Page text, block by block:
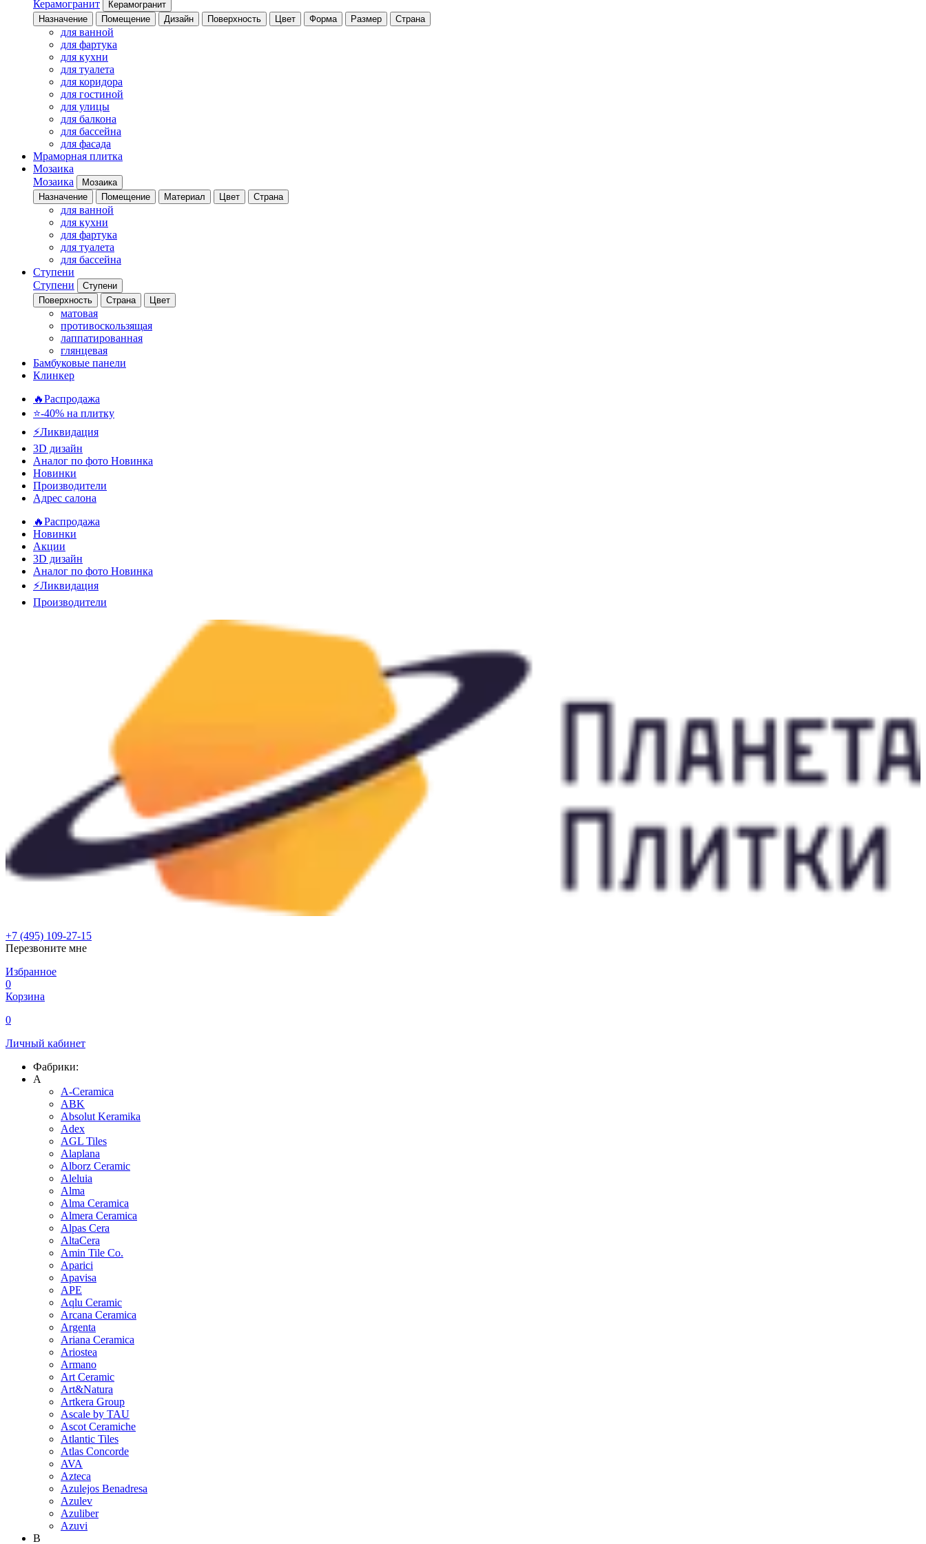
Керамогранит
Керамогранит
Назначение
Помещение Дизайн Поверхность Цвет Форма Размер Страна
для ванной
для фартука
для кухни
для туалета
для коридора
для гостиной
для улицы
для балкона
для бассейна
для фасада
Мраморная плитка
Мозаика
Мозаика
Мозаика
Назначение
Помещение Материал Цвет Страна
для ванной
для кухни
для фартука
для туалета
для бассейна
Ступени
Ступени
Ступени
Поверхность
Страна Цвет
матовая
противоскользящая
лаппатированная
глянцевая
Бамбуковые панели
Клинкер
🔥Распродажа
⭐-40% на плитку
⚡️Ликвидация
3D дизайн
Аналог по фото Новинка
Новинки
Производители
Адрес салона
🔥Распродажа
Новинки
Акции
3D дизайн
Аналог по фото Новинка
⚡Ликвидация
Производители
+7 (495) 109-27-15
Перезвоните мне
Избранное
0
Корзина
0
Личный кабинет
Фабрики:
A
A-Ceramica
ABK
Absolut Keramika
Adex
AGL Tiles
Alaplana
Alborz Ceramic
Aleluia
Alma
Alma Ceramica
Almera Ceramica
Alpas Cera
AltaCera
Amin Tile Co.
Aparici
Apavisa
APE
Aqlu Ceramic
Arcana Ceramica
Argenta
Ariana Ceramica
Ariostea
Armano
Art Ceramic
Art&Natura
Artkera Group
Ascale by TAU
Ascot Ceramiche
Atlantic Tiles
Atlas Concorde
AVA
Azteca
Azulejos Benadresa
Azulev
Azuliber
Azuvi
B